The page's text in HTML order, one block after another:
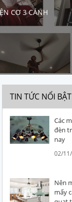
CƠ 3 CÁNH
TIN TỨC NỔI BẬT
Các
đèn
nay
02/
Nên
mấy